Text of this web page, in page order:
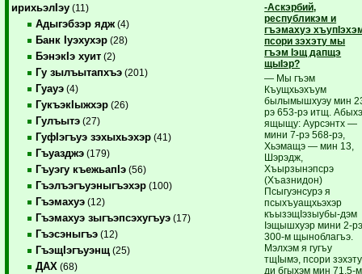
ирихьэлIэу (11)
Адыгэбзэр ядж (4)
Банк Iуэхухэр (28)
БэнэкIэ хуит (2)
Гу зылъытапхъэ (201)
Гуауэ (4)
ГукъэкIыжхэр (26)
Гулъытэ (27)
ГуфIэгъуэ зэхыхьэхэр (41)
Гъуазджэ (179)
Гъуэгу къежьапIэ (56)
Гъэлъэгъуэныгъэхэр (100)
Гъэмахуэ (12)
Гъэмахуэ зыгъэпсэхугъуэ (17)
Гъэсэныгъэ (12)
ГъэщIэгъуэнщ (25)
ДАХ (68)
-Аскэрбий,
республикэм и
гъэмахуэ
псори зэхэту мы
гъэм Iэщ дапщэ
щыIэр?
— Мы гъэм
Къущхьэхъум
былымышхуэу мин
рэ 653-рэ итщ.
ящыщу: Аурсэнтх —
мини 7-рэ 568-рэ,
Хьэмащэ — мин 13,
Шэрэдж,
Хъырзынэпсрэ
(Хъазнидон)
Псыгуэнсурэ я
псыхъуащхьэхэр
къызэщIэзыубы-дэм
Iэщышхуэр мини 2-
300-м щыноблагъэ.
Мэлхэм я гугъу
тщIымэ, псори зэхэту
ди бгыхэм мин 71,5-м